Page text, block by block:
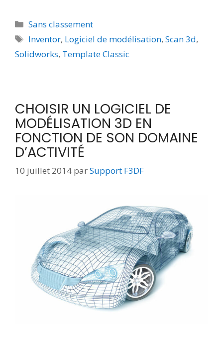
Sans classement
Inventor, Logiciel de modélisation,Scan 3d,
Solidworks, Template Classic
CHOISIR UN LOGICIEL DE
MODÉLISATION 3D EN
FONCTION DE SON DOMAINE
D’ACTIVITÉ
10 juillet 2014 parSupport F3DF